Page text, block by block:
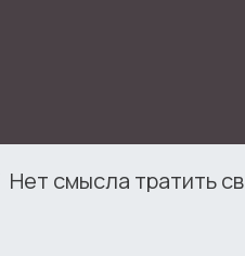
Нет смысла тратить свою жизнь на то, чтобы реализовывать безумные ненужные фантазии другого человека